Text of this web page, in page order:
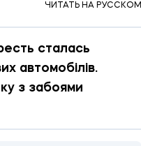
ЧИТАТЬ НА РУССКОМ
сталась
автомобілів.
з забоями